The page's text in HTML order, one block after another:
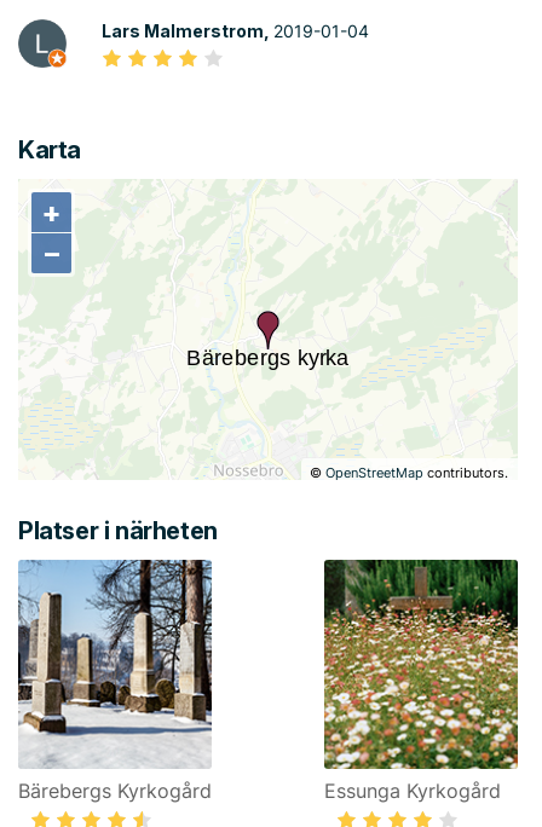
Lars Malmerstrom, 2019-01-04
Karta
+
−
©OpenStreetMap contributors.
+
−
Platser i närheten
Bärebergs Kyrkogård Essunga Kyrkogård